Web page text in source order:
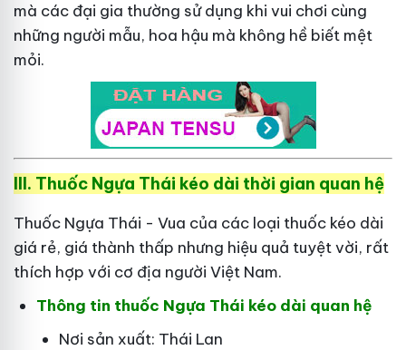
mà các đại gia thường sử dụng khi vui chơi cùng
những người mẫu, hoa hậu mà không hề biết mệt
mỏi.
III. Thuốc Ngựa Thái kéo dài thời gian quan hệ
Thuốc Ngựa Thái - Vua của các loại thuốc kéo dài
giá rẻ, giá thành thấp nhưng hiệu quả tuyệt vời, rất
thích hợp với cơ địa người Việt Nam.
Thông tin thuốc Ngựa Thái kéo dài quan hệ
Nơi sản xuất: Thái Lan